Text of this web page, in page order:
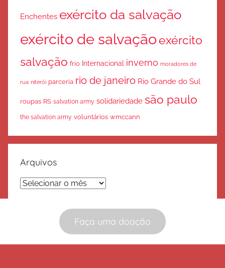
Faça uma doação
Enchentes exército da salvação
exército de salvaçãoexército
salvação frio Internacional inverno moradores de
rua niterói parceria rio de janeiro Rio Grande do Sul
roupas RS salvation army solidariedade são paulo
the salvation army voluntários wmccann
Arquivos
Arquivos